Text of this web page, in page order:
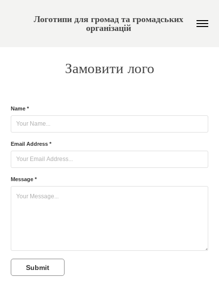
Логотипи для громад та громадських
організацій
Замовити лого
Name *
Email Address *
Message *
Submit